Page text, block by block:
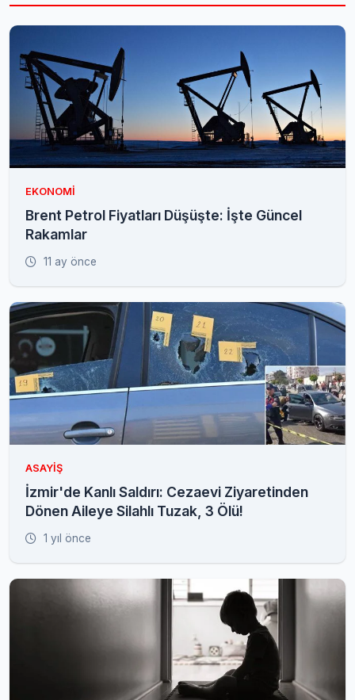
EKONOMI
Brent Petrol Fiyatları Düşüşte: İşte Güncel
Rakamlar
11 ay önce
ASAYIŞ
İzmir'de Kanlı Saldırı: Cezaevi Ziyaretinden
Dönen Aileye Silahlı Tuzak, 3 Ölü!
1 yıl önce